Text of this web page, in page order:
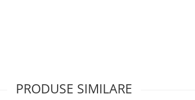
PRODUSE SIMILARE